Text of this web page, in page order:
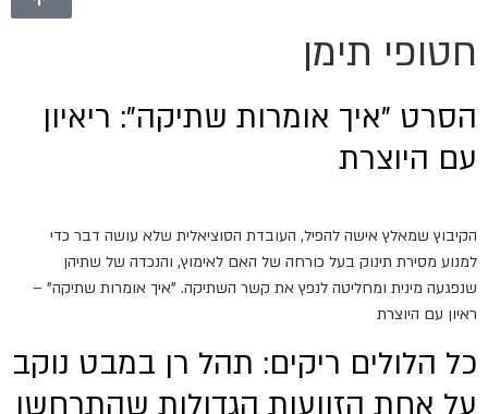
חטופי תימן
הסרט "איך אומרות שתיקה": ריאיון
עם היוצרת
הקיבוץ שמאלץ אישה להפיל, העובדת הסוציאלית שלא עושה דבר כדי
למנוע מסירת תינוק בעל כורחה של האם לאימוץ, והנכדה של שתיהן
שנפגעה מינית ומחליטה לנפץ את קשר השתיקה. "איך אומרות שתיקה" –
ראיון עם היוצרת
כל הלולים ריקים: תהל רן במבט נוקב
על אחת הזוועות הגדולות שהתרחשו